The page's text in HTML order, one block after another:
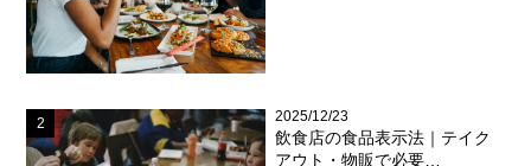
2025/12/23
飲食店の食品表示法｜テイク
アウト・物販で必要…